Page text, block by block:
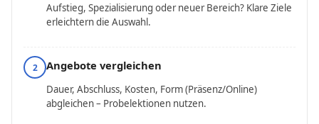
Aufstieg, Spezialisierung oder neuer Bereich? Klare Ziele
erleichtern die Auswahl.
2 Angebote vergleichen
Dauer, Abschluss, Kosten, Form (Präsenz/Online)
abgleichen – Probelektionen nutzen.